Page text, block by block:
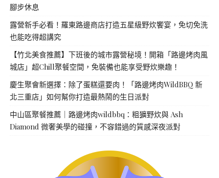
腳步休息
露營新手必看！羅東路邊商店打造五星級野炊饗宴，免切免洗
也能吃得超講究
【竹北美食推薦】下班後的城市露營秘境！開箱「路邊烤肉風
城店」超Chill聚餐空間，免裝備也能享受野炊樂趣！
慶生聚會新選擇：除了蛋糕還要肉！「路邊烤肉WildBBQ 新
北三重店」如何幫你打造最熱鬧的生日派對
中山區聚餐推薦｜路邊烤肉wildbbq：粗獷野炊與 Ash
Diamond 微奢美學的碰撞，不容錯過的質感深夜派對